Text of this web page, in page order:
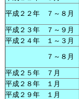
平成２２年 ７～８月
平成２３年 ７～９月
平成２４年 １～３月
７～８月
平成２５年 ７月
平成２８年 １月
平成２９年 １月